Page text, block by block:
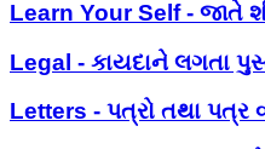
Learn Your Self - જાતે
Legal - કાયદાને લગતા
Letters - પત્રો તથા પત્ર